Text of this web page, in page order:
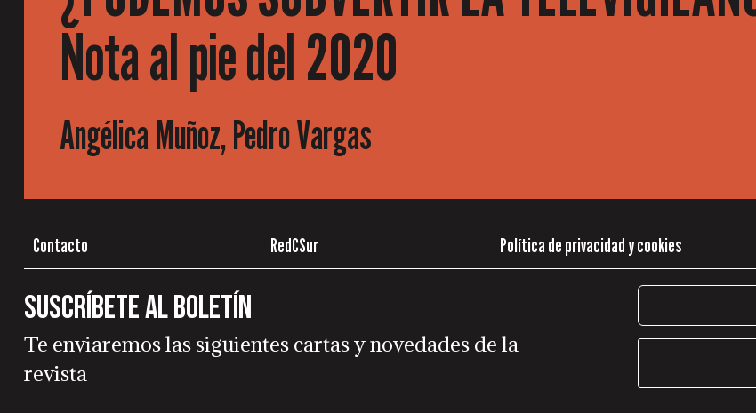
Nota al pie del 2020
Angélica Muñoz, Pedro Vargas
Contacto RedCSur Política de privacidad y cookies
Suscríbete al boletín
Te enviaremos las siguientes cartas y novedades de la
revista